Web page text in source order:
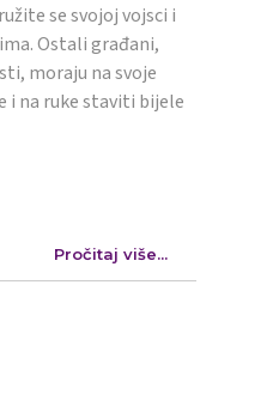
se svojoj vojsci i
Ostali građani,
moraju na svoje
i na ruke staviti bijele
Pročitaj više...